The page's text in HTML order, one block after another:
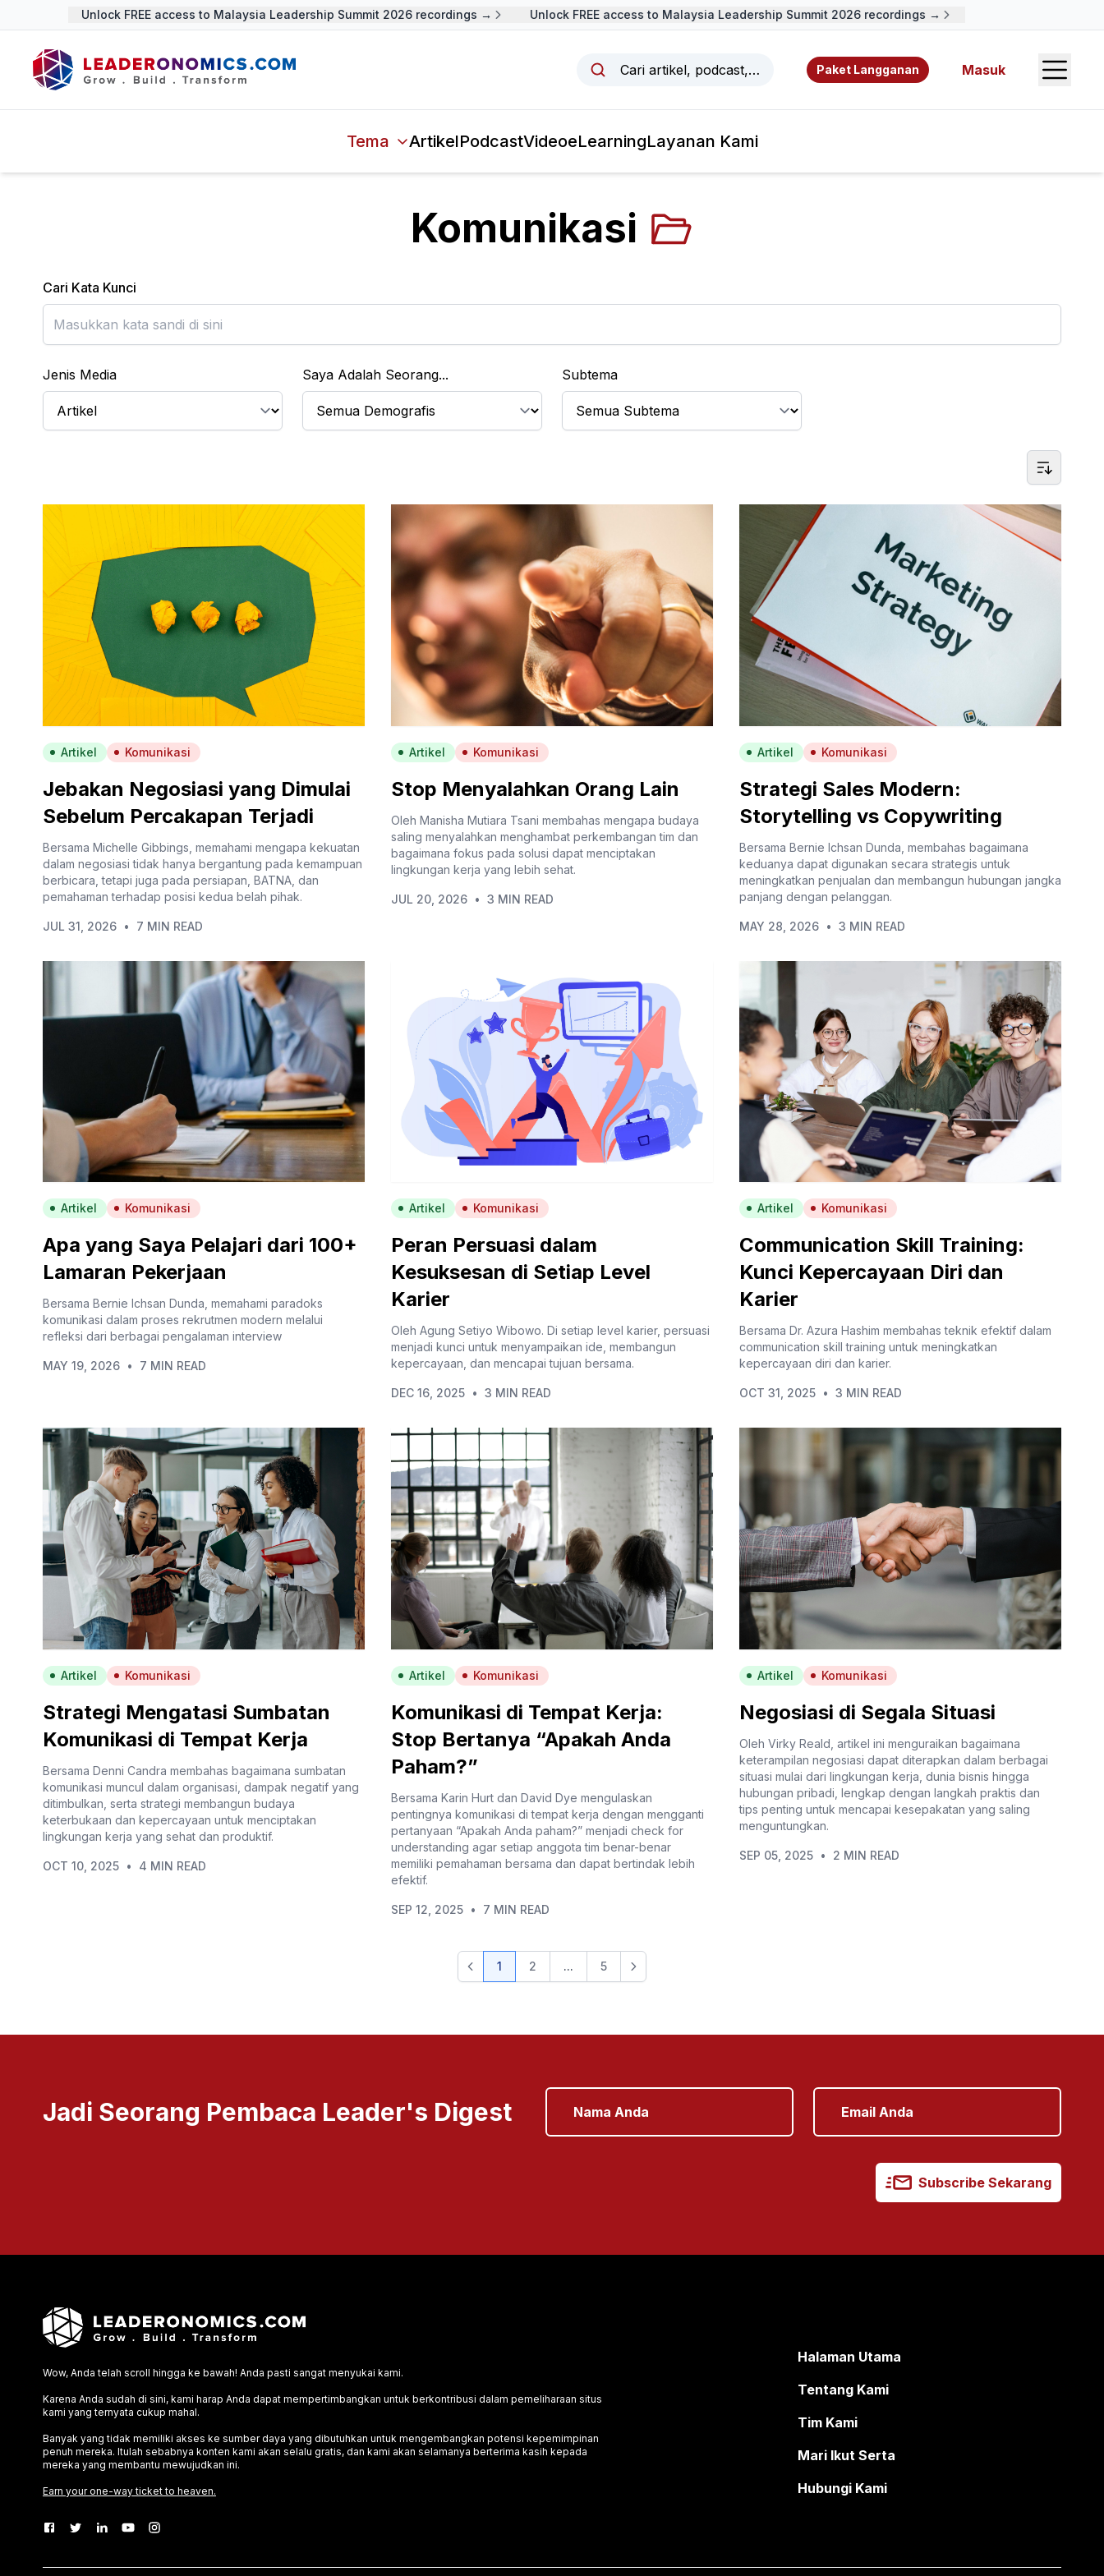
Unlock FREE access to Malaysia Leadership Summit 2026 recordings → Unlock FREE access to Malaysia Leadership Summit 2026 recordings →
Cari artikel, podcast, video, sumber daya, dan penulis.
Paket Langganan Masuk Open
Tema ArtikelPodcastVideoeLearningLayanan Kami
Komunikasi
Cari Kata Kunci
Jenis Media Saya Adalah Seorang... Subtema
Artikel Komunikasi
Jebakan Negosiasi yang Dimulai
Sebelum Percakapan Terjadi
Bersama Michelle Gibbings, memahami mengapa kekuatan
dalam negosiasi tidak hanya bergantung pada kemampuan
berbicara, tetapi juga pada persiapan, BATNA, dan
pemahaman terhadap posisi kedua belah pihak.
JUL 31, 2026 • 7 MIN READ
Artikel Komunikasi
Stop Menyalahkan Orang Lain
Oleh Manisha Mutiara Tsani membahas mengapa budaya
saling menyalahkan menghambat perkembangan tim dan
bagaimana fokus pada solusi dapat menciptakan
lingkungan kerja yang lebih sehat.
JUL 20, 2026 • 3 MIN READ
Artikel Komunikasi
Strategi Sales Modern:
Storytelling vs Copywriting
Bersama Bernie Ichsan Dunda, membahas bagaimana
keduanya dapat digunakan secara strategis untuk
meningkatkan penjualan dan membangun hubungan jangka
panjang dengan pelanggan.
MAY 28, 2026 • 3 MIN READ
Artikel Komunikasi
Apa yang Saya Pelajari dari 100+
Lamaran Pekerjaan
Bersama Bernie Ichsan Dunda, memahami paradoks
komunikasi dalam proses rekrutmen modern melalui
refleksi dari berbagai pengalaman interview
MAY 19, 2026 • 7 MIN READ
Artikel Komunikasi
Peran Persuasi dalam
Kesuksesan di Setiap Level
Karier
Oleh Agung Setiyo Wibowo. Di setiap level karier, persuasi
menjadi kunci untuk menyampaikan ide, membangun
kepercayaan, dan mencapai tujuan bersama.
DEC 16, 2025 • 3 MIN READ
Artikel Komunikasi
Communication Skill Training:
Kunci Kepercayaan Diri dan
Karier
Bersama Dr. Azura Hashim membahas teknik efektif dalam
communication skill training untuk meningkatkan
kepercayaan diri dan karier.
OCT 31, 2025 • 3 MIN READ
Artikel Komunikasi
Strategi Mengatasi Sumbatan
Komunikasi di Tempat Kerja
Bersama Denni Candra membahas bagaimana sumbatan
komunikasi muncul dalam organisasi, dampak negatif yang
ditimbulkan, serta strategi membangun budaya
keterbukaan dan kepercayaan untuk menciptakan
lingkungan kerja yang sehat dan produktif.
OCT 10, 2025 • 4 MIN READ
Artikel Komunikasi
Komunikasi di Tempat Kerja:
Stop Bertanya “Apakah Anda
Paham?”
Bersama Karin Hurt dan David Dye mengulaskan
pentingnya komunikasi di tempat kerja dengan mengganti
pertanyaan “Apakah Anda paham?” menjadi check for
understanding agar setiap anggota tim benar-benar
memiliki pemahaman bersama dan dapat bertindak lebih
efektif.
SEP 12, 2025 • 7 MIN READ
Artikel Komunikasi
Negosiasi di Segala Situasi
Oleh Virky Reald, artikel ini menguraikan bagaimana
keterampilan negosiasi dapat diterapkan dalam berbagai
situasi mulai dari lingkungan kerja, dunia bisnis hingga
hubungan pribadi, lengkap dengan langkah praktis dan
tips penting untuk mencapai kesepakatan yang saling
menguntungkan.
SEP 05, 2025 • 2 MIN READ
1 2 ... 5
Jadi Seorang Pembaca Leader's Digest
Subscribe Sekarang
Wow, Anda telah scroll hingga ke bawah! Anda pasti sangat menyukai kami.
Karena Anda sudah di sini, kami harap Anda dapat mempertimbangkan untuk berkontribusi dalam pemeliharaan situs
kami yang ternyata cukup mahal.
Banyak yang tidak memiliki akses ke sumber daya yang dibutuhkan untuk mengembangkan potensi kepemimpinan
penuh mereka. Itulah sebabnya konten kami akan selalu gratis, dan kami akan selamanya berterima kasih kepada
mereka yang membantu mewujudkan ini.
Earn your one-way ticket to heaven.
Halaman Utama
Tentang Kami
Tim Kami
Mari Ikut Serta
Hubungi Kami